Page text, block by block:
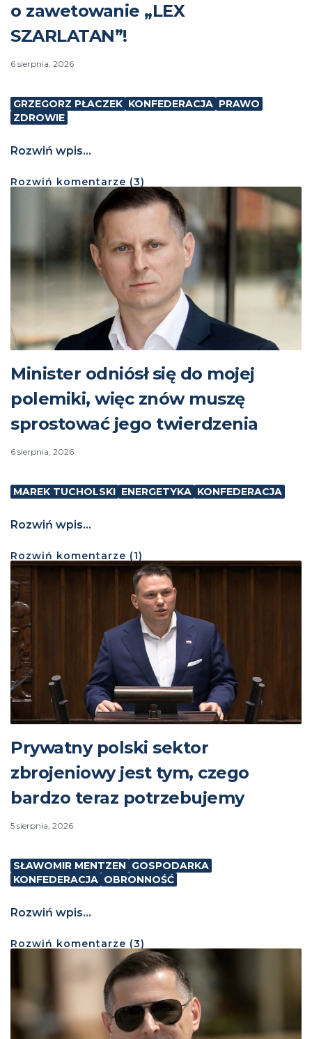
o zawetowanie „LEX
SZARLATAN”!
6 sierpnia, 2026
GRZEGORZ PŁACZEK KONFEDERACJA PRAWO
ZDROWIE
Rozwiń wpis...
Rozwiń komentarze (3)
Minister odniósł się do mojej
polemiki, więc znów muszę
sprostować jego twierdzenia
6 sierpnia, 2026
MAREK TUCHOLSKI ENERGETYKA KONFEDERACJA
Rozwiń wpis...
Rozwiń komentarze (1)
Prywatny polski sektor
zbrojeniowy jest tym, czego
bardzo teraz potrzebujemy
5 sierpnia, 2026
SŁAWOMIR MENTZEN GOSPODARKA
KONFEDERACJA OBRONNOŚĆ
Rozwiń wpis...
Rozwiń komentarze (3)